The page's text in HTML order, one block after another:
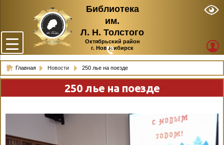
Библиотека
им.
Л. Н. Толстого
Октябрьский район
г. Новосибирск
Главная Новости 250 лье на поезде
250 лье на поезде